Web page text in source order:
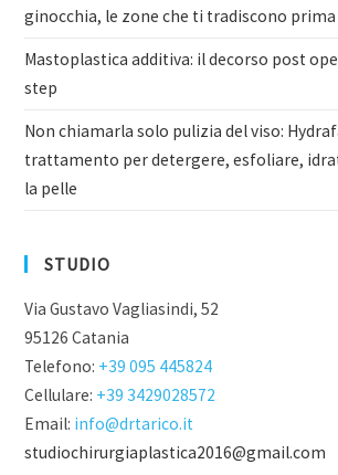
ginocchia, le zone che ti tradiscono
Mastoplastica additiva: il decorso post
step
Non chiamarla solo pulizia del viso:
trattamento per detergere, esfoliare,
la pelle
STUDIO
Via Gustavo Vagliasindi, 52
95126 Catania
Telefono: +39 095 445824
Cellulare: +39 3429028572
Email: info@drtarico.it
studiochirurgiaplastica2016@gmail.com